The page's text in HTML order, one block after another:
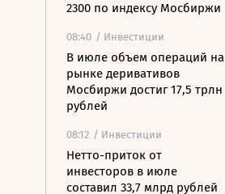
2300 по индексу Мосбиржи
08:40 / Инвестиции
В июле объем операций на
рынке деривативов
Мосбиржи достиг 17,5 трлн
рублей
08:12 / Инвестиции
Нетто-приток от
инвесторов в июле
составил 33,7 млрд рублей